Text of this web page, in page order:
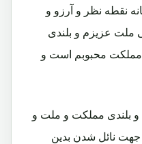
نقطه نظر و آرزو و
ملت عزیزم و بلندی
مملکت محبوبم است و
و بلندی مملکت و ملت و
نائل شدن بدین